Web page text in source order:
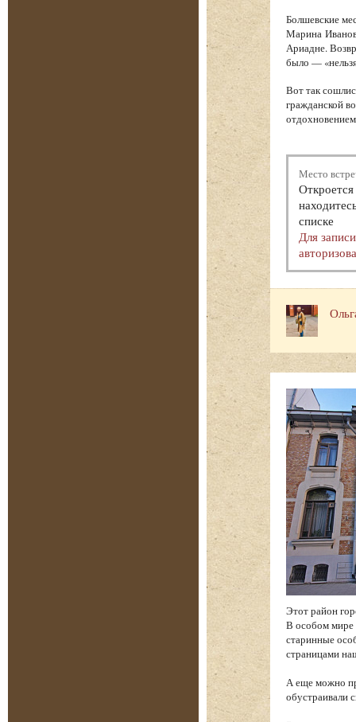
Болшевские
Марина
Ариадне.
было —
Вот так
гражданской
Место
списке
Для
Этот район
В особом мире
старинные
страницами
А еще можно
обустраивали